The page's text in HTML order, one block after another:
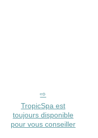
TropicSpa est
toujours disponible
pour vous conseiller